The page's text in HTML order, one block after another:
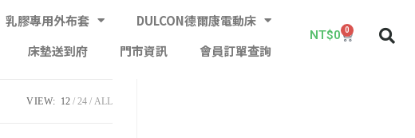
乳膠專用外布套
DULCON德爾康電動床
床墊送到府 門市資訊 會員訂單查詢
NT$0 0
VIEW: 12 24 ALL